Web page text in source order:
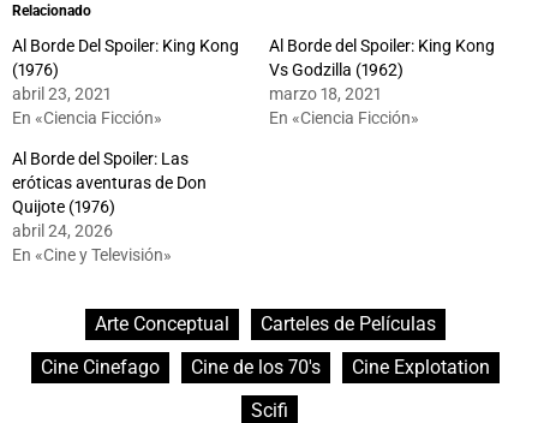
Relacionado
Al Borde Del Spoiler: King Kong
(1976)
abril 23, 2021
En «Ciencia Ficción»
Al Borde del Spoiler: King Kong
Vs Godzilla (1962)
marzo 18, 2021
En «Ciencia Ficción»
Al Borde del Spoiler: Las
eróticas aventuras de Don
Quijote (1976)
abril 24, 2026
En «Cine y Televisión»
Arte Conceptual
Carteles de Películas
Cine Cinefago
Cine de los 70's
Cine Explotation
Scifi